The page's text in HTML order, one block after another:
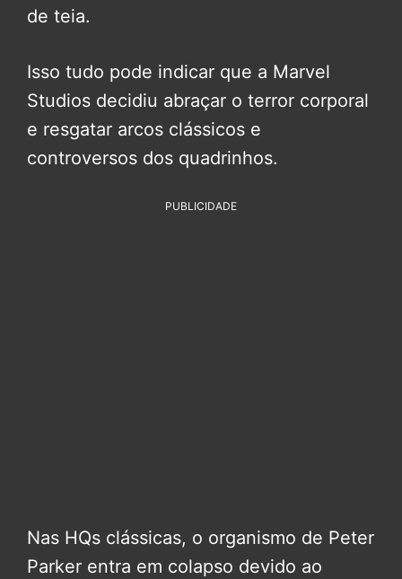
de teia.
Isso tudo pode indicar que a Marvel
Studios decidiu abraçar o terror corporal
e resgatar arcos clássicos e
controversos dos quadrinhos.
PUBLICIDADE
Nas HQs clássicas, o organismo de Peter
Parker entra em colapso devido ao